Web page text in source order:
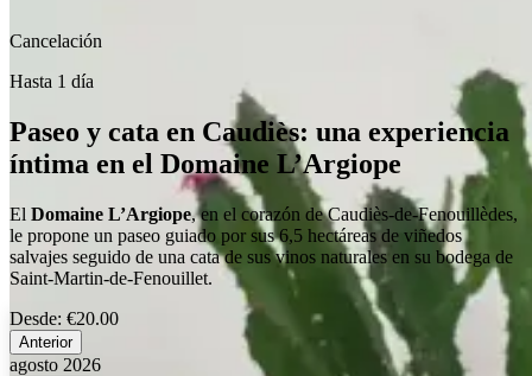
Cancelación
Hasta 1 día
Paseo y cata en Caudiès: una experiencia
íntima en el Domaine L’Argiope
El Domaine L’Argiope, en el corazón de Caudiès-de-Fenouillèdes,
le propone un paseo guiado por sus 6,5 hectáreas de viñedos
salvajes seguido de una cata de sus vinos naturales en su bodega de
Saint-Martin-de-Fenouillet.
Desde: €20.00
Anterior
agosto 2026